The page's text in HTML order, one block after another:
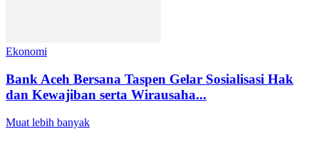
Ekonomi
Bank Aceh Bersana Taspen Gelar Sosialisasi Hak
dan Kewajiban serta Wirausaha...
Muat lebih banyak